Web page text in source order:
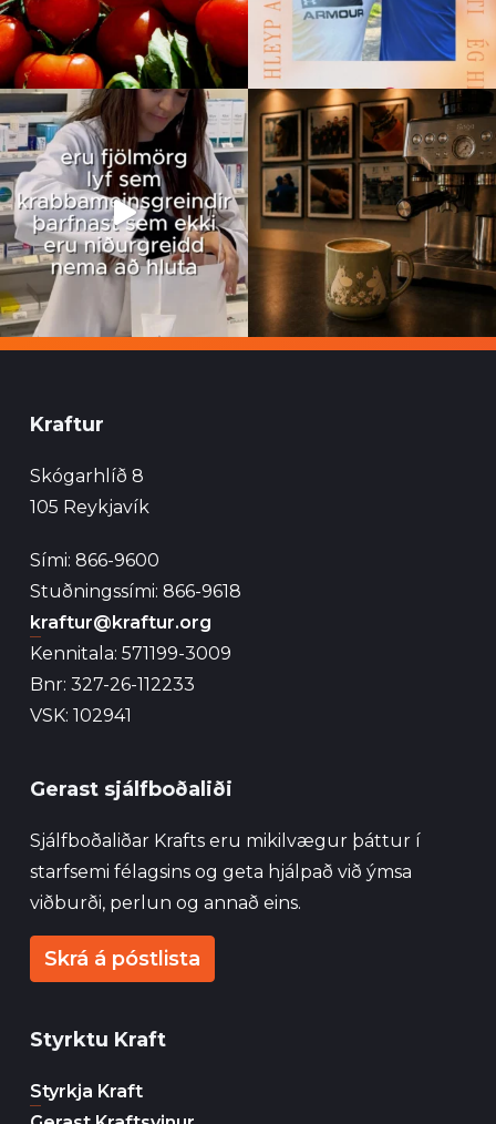
Kraftur
Skógarhlíð 8
105 Reykjavík
Sími: 866-9600
Stuðningssími: 866-9618
kraftur@kraftur.org
Kennitala: 571199-3009
Bnr: 327-26-112233
VSK: 102941
Gerast sjálfboðaliði
Sjálfboðaliðar Krafts eru mikilvægur þáttur í
starfsemi félagsins og geta hjálpað við ýmsa
viðburði, perlun og annað eins.
Skrá á póstlista
Styrktu Kraft
Styrkja Kraft